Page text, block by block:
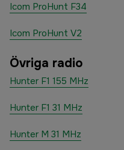
Icom ProHunt F34
Icom ProHunt V2
Övriga radio
Hunter F1 155 MHz
Hunter F1 31 MHz
Hunter M 31 MHz